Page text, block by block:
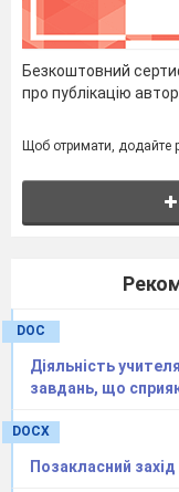
Безкоштовний
про публікацію
Щоб отримати, додайте
DOC
Діяльність
завдань, що
DOCX
Позакласний